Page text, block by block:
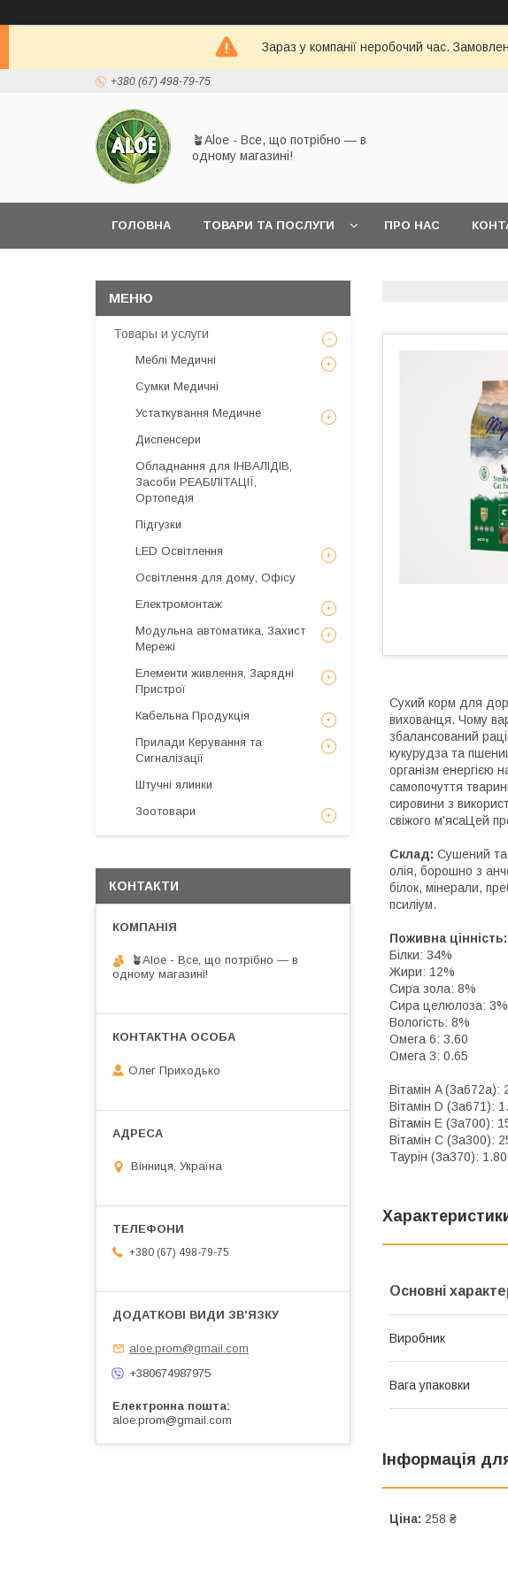
Зараз у компанії неробочий час.
+380 (67) 498-79-75
🪴Aloe - Все, що потрібно — в
одному магазині!
ГОЛОВНА ТОВАРИ ТА ПОСЛУГИ ПРО НАС
Сухий корм для
вихованця. Чому
збалансований
кукурудза та
організм енергією
самопочуття
сировини з
свіжого м'ясаЦей
Склад: Сушений та
олія, борошно з
білок, мінерали,
псиліум.
Поживна цінність:
Білки: 34%
Жири: 12%
Сира зола: 8%
Сира целюлоза: 3%
Вологість: 8%
Омега 6: 3.60
Омега 3: 0.65
Вітамін A (3a672a):
Вітамін D (3a671):
Вітамін Е (3a700):
Вітамін С (3a300):
Таурін (3а370):
Основні
Виробник
Вага упаковки
Інформація
Ціна: 258 ₴
Товары и услуги
Меблі Медичні
Сумки Медичні
Устаткування Медичне
Диспенсери
Обладнання для ІНВАЛІДІВ,
Засоби РЕАБІЛІТАЦІЇ,
Ортопедія
Підгузки
LED Освітлення
Освітлення для дому, Офісу
Електромонтаж
Модульна автоматика, Захист
Мережі
Елементи живлення, Зарядні
Пристрої
Кабельна Продукція
Прилади Керування та
Сигналізації
Штучні ялинки
Зоотовари
КОНТАКТИ
🪴Aloe - Все, що потрібно — в
одному магазині!
Олег Приходько
Вінниця, Україна
+380 (67) 498-79-75
aloe.prom@gmail.com
+380674987975
Електронна пошта
aloe.prom@gmail.com